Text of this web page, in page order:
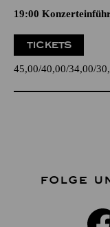
19:00
TICKETS
45,00 40,00 34,00
FOLGE